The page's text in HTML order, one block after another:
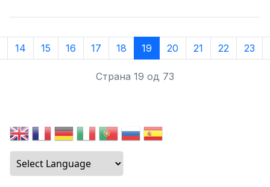
14 15 16 17 18 19 20 21 22 23
Страна 19 од 73